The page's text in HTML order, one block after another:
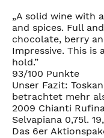
„A solid wine with
and spices. Full
chocolate, berry
Impressive. This is
hold.”
93/100 Punkte
Unser Fazit:
betrachtet mehr
2009 Chianti
Selvapiana 0,75l.
Das 6er